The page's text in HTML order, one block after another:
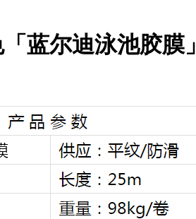
蓝尔迪泳池胶膜」